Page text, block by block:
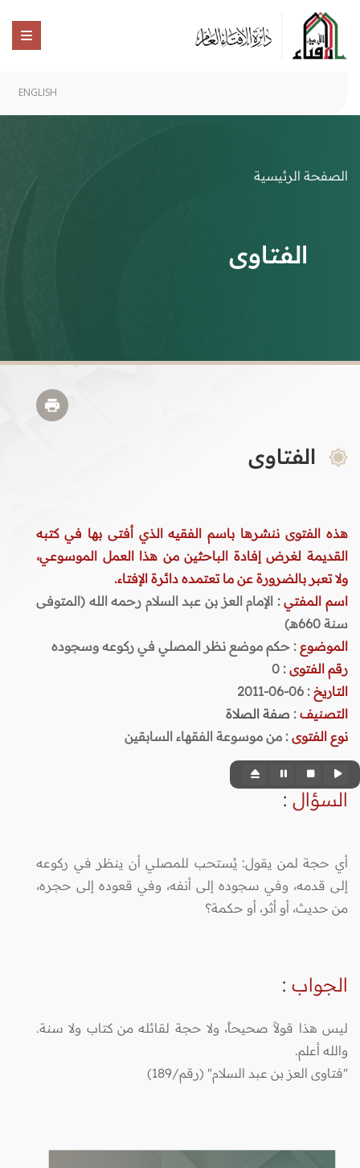
ENGLISH
الصفحة الرئيسية
الفتاوى
الفتاوى
هذه الفتوى ننشرها باسم الفقيه الذي أفتى بها في كتبه
القديمة لغرض إفادة الباحثين من هذا العمل الموسوعي،
ولا تعبر بالضرورة عن ما تعتمده دائرة الإفتاء.
اسم المفتي: الإمام العز بن عبد السلام رحمه الله (المتوفى
سنة 660هـ)
الموضوع : حكم موضع نظر المصلي في ركوعه وسجوده
رقم الفتوى :
0
التاريخ : 06-06-2011
التصنيف : صفة الصلاة
نوع الفتوى : من موسوعة الفقهاء السابقين
السؤال :
أي حجة لمن يقول: يُستحب للمصلي أن ينظر في ركوعه
إلى قدمه، وفي سجوده إلى أنفه، وفي قعوده إلى حجره،
من حديث، أو أثر، أو حكمة؟
الجواب :
ليس هذا قولاً صحيحاً، ولا حجة لقائله من كتاب ولا سنة.
والله أعلم.
"فتاوى العز بن عبد السلام" (رقم/189)